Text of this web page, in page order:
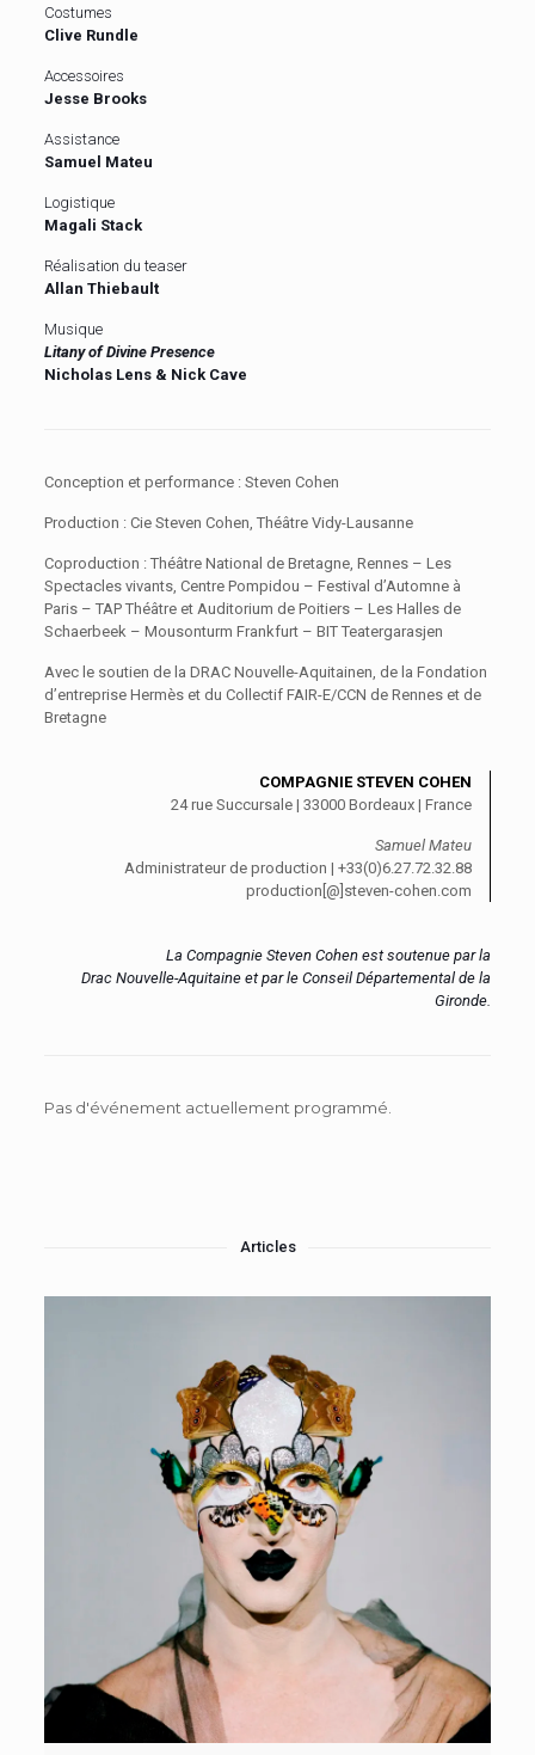
Costumes
Clive Rundle
Accessoires
Jesse Brooks
Assistance
Samuel Mateu
Logistique
Magali Stack
Réalisation du teaser
Allan Thiebault
Musique
Litany of Divine Presence
Nicholas Lens & Nick Cave
Conception et performance : Steven Cohen
Production : Cie Steven Cohen, Théâtre Vidy-Lausanne
Coproduction : Théâtre National de Bretagne, Rennes – Les
Spectacles vivants, Centre Pompidou – Festival d’Automne à
Paris – TAP Théâtre et Auditorium de Poitiers – Les Halles de
Schaerbeek – Mousonturm Frankfurt – BIT Teatergarasjen
Avec le soutien de la DRAC Nouvelle-Aquitainen, de la Fondation
d’entreprise Hermès et du Collectif FAIR-E/CCN de Rennes et de
Bretagne
COMPAGNIE STEVEN COHEN
24 rue Succursale | 33000 Bordeaux | France
Samuel Mateu
Administrateur de production | +33(0)6.27.72.32.88
production[@]steven-cohen.com
La Compagnie Steven Cohen est soutenue par la
Drac Nouvelle-Aquitaine et par le Conseil Départemental de la
Gironde.
Pas d'événement actuellement programmé.
Articles